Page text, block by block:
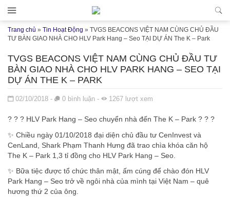
Trang chủ » Tin Hoạt Động » TVGS BEACONS VIỆT NAM CÙNG CHỦ ĐẦU
TƯ BÀN GIAO NHÀ CHO HLV Park Hang – Seo TẠI DỰ ÁN The K – Park
TVGS BEACONS VIỆT NAM CÙNG CHỦ ĐẦU TƯ
BÀN GIAO NHÀ CHO HLV PARK HANG – SEO TẠI
DỰ ÁN THE K – PARK
Đăng ngày
02/10/2018 - 0 bình luận - 1267 lượt xem
? ? ? HLV Park Hang – Seo chuyển nhà đến The K – Park ? ? ?
✨ Chiều ngày 01/10/2018 đại diện chủ đầu tư CenInvest và
CenLand, Shark Phạm Thanh Hưng đã trao chìa khóa căn hộ
The K – Park 1,3 tỉ đồng cho HLV Park Hang – Seo.
✨ Bữa tiệc được tổ chức thân mật, ấm cúng để chào đón HLV
Park Hang – Seo trở về ngôi nhà của mình tại Việt Nam – quê
hương thứ 2 của ông.